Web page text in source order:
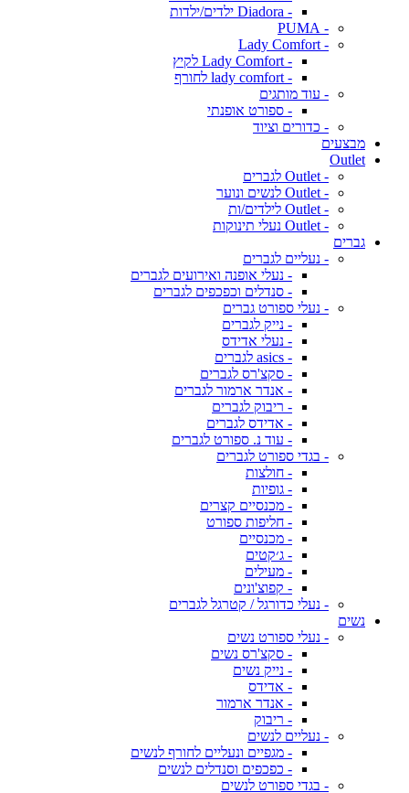
- Diadora ילדים/ילדות
- PUMA
- Lady Comfort
- Lady Comfort לקיץ
- lady comfort לחורף
- עוד מותגים
- ספורט אופנתי
- כדורים וציוד
מבצעים
Outlet
- Outlet לגברים
- Outlet לנשים ונוער
- Outlet לילדים/ות
- Outlet נעלי תינוקות
גברים
- נעליים לגברים
- נעלי אופנה ואירועים לגברים
- סנדלים וכפכפים לגברים
- נעלי ספורט גברים
- נייק לגברים
- נעלי אדידס
- asics לגברים
- סקצ'רס לגברים
- אנדר ארמור לגברים
- ריבוק לגברים
- אדידס לגברים
- עוד נ. ספורט לגברים
- בגדי ספורט לגברים
- חולצות
- גופיות
- מכנסיים קצרים
- חליפות ספורט
- מכנסיים
- ג׳קטים
- מעילים
- קפוצ'ונים
- נעלי כדורגל / קטרגל לגברים
נשים
- נעלי ספורט נשים
- סקצ'רס נשים
- נייק נשים
- אדידס
- אנדר ארמור
- ריבוק
- נעליים לנשים
- מגפיים ונעליים לחורף לנשים
- כפכפים וסנדלים לנשים
- בגדי ספורט לנשים